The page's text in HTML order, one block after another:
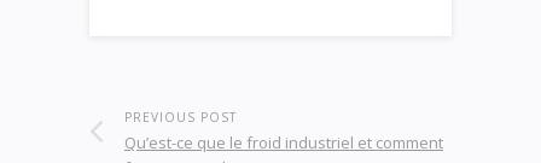
PREVIOUS POST
Qu’est-ce que le froid industriel et comment